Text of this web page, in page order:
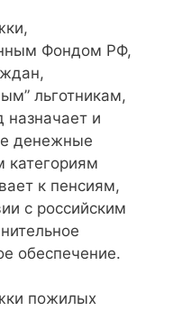
Фондом РФ,
льготникам,
и
денежные
к пенсиям,
с российским
обеспечение.
пожилых